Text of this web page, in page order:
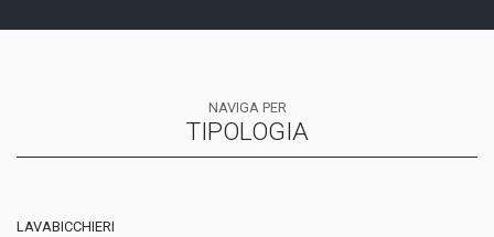
NAVIGA PER
TIPOLOGIA
LAVABICCHIERI